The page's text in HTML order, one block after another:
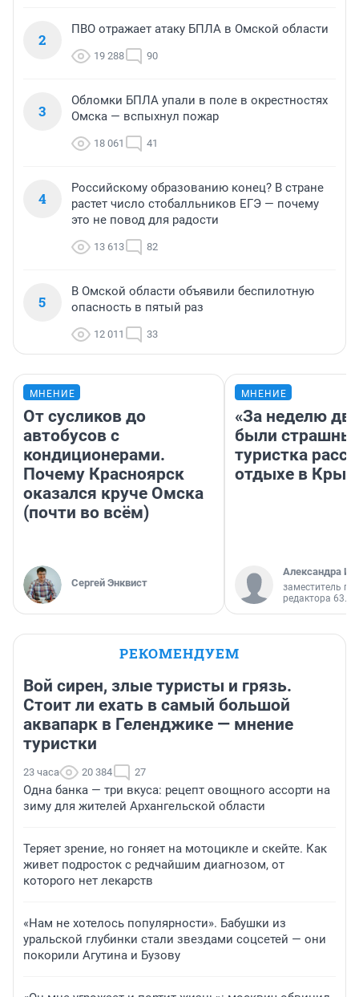
2
ПВО отражает атаку БПЛА в Омской области
19 288 90
3
Обломки БПЛА упали в поле в окрестностях
Омска — вспыхнул пожар
18 061 41
4
Российскому образованию конец? В стране
растет число стобалльников ЕГЭ — почему
это не повод для радости
13 613 82
5
В Омской области объявили беспилотную
опасность в пятый раз
12 011 33
МНЕНИЕ
От сусликов до
автобусов с
кондиционерами.
Почему Красноярск
оказался круче Омска
(почти во всём)
Сергей Энквист
МНЕНИЕ
«За неделю
были
туристка
отдыхе в
Александра
заместитель
редактора 63.RU
РЕКОМЕНДУЕМ
Вой сирен, злые туристы и грязь.
Стоит ли ехать в самый большой
аквапарк в Геленджике — мнение
туристки
23 часа 20 384 27
Одна банка — три вкуса: рецепт овощного ассорти на
зиму для жителей Архангельской области
Теряет зрение, но гоняет на мотоцикле и скейте. Как
живет подросток с редчайшим диагнозом, от
которого нет лекарств
«Нам не хотелось популярности». Бабушки из
уральской глубинки стали звездами соцсетей — они
покорили Агутина и Бузову